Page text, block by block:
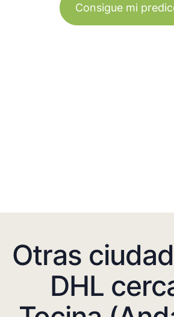
Consigue mi
Otras
DHL